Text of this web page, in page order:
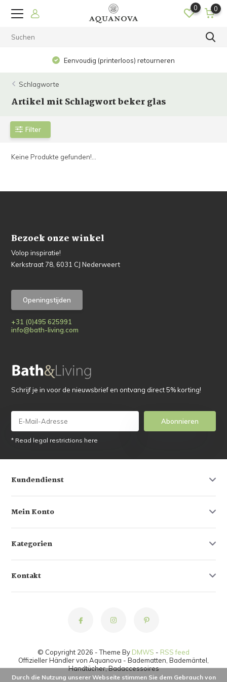
0 0
Eenvoudig (printerloos) retourneren
Schlagworte
Artikel mit Schlagwort beker glas
Filter
Keine Produkte gefunden!...
Bezoek onze winkel
Volop inspiratie!
Kerkstraat 78, 6031 CJ Nederweert
Openingstijden
+31 (0)495 625991
info@bath-living.com
Schrijf je in voor de nieuwsbrief en ontvang direct 5% korting!
Abonnieren
* Read legal restrictions here
Kundendienst
Mein Konto
Kategorien
Kontakt
© Copyright 2026 - Theme By DMWS - RSS feed
Offizieller Händler von Aquanova - Badematten, Bademäntel,
Handtücher, Badaccessoires
Durch die Nutzung unserer Webseite stimmen Sie dem Gebrauch von